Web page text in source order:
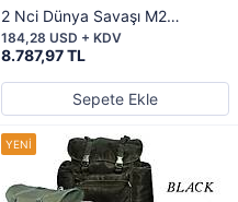
2 Nci Dünya Savaşı M2
JUNGLE İlk yardım çantası
8.787,97 TL
184,28 USD + KDV
Sepete Ekle